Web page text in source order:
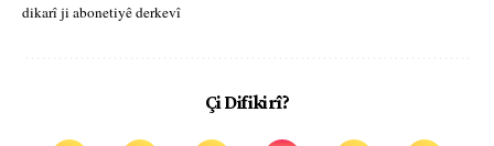
dikarî ji abonetiyê derkevî
Çi Difikirî?